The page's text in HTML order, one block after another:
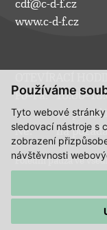
Používáme
Tyto webové
sledovací nástroje s
zobrazení
návštěvnosti
cdf@c-d-f.cz
www.c-d-f.cz
Po–Pá:
So:
na
Ne:
na
Polední pauza ve